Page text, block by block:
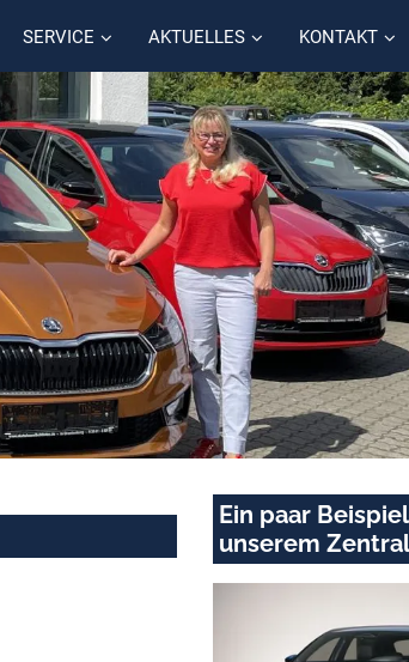
SERVICE AKTUELLES KONTAKT
Ein paar
unserem